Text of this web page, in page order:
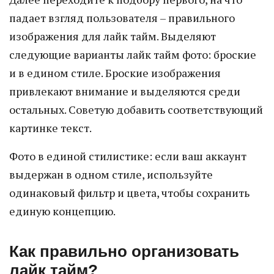
падает взгляд пользователя – правильного
изображения для лайк тайм. Выделяют
следующие варианты лайк тайм фото: броские
и в едином стиле. Броские изображения
привлекают внимание и выделяются среди
остальных. Советую добавить соответствующий
картинке текст.
Фото в единой стилистике: если ваш аккаунт
выдержан в одном стиле, используйте
одинаковый фильтр и цвета, чтобы сохранить
единую концепцию.
Как правильно организовать